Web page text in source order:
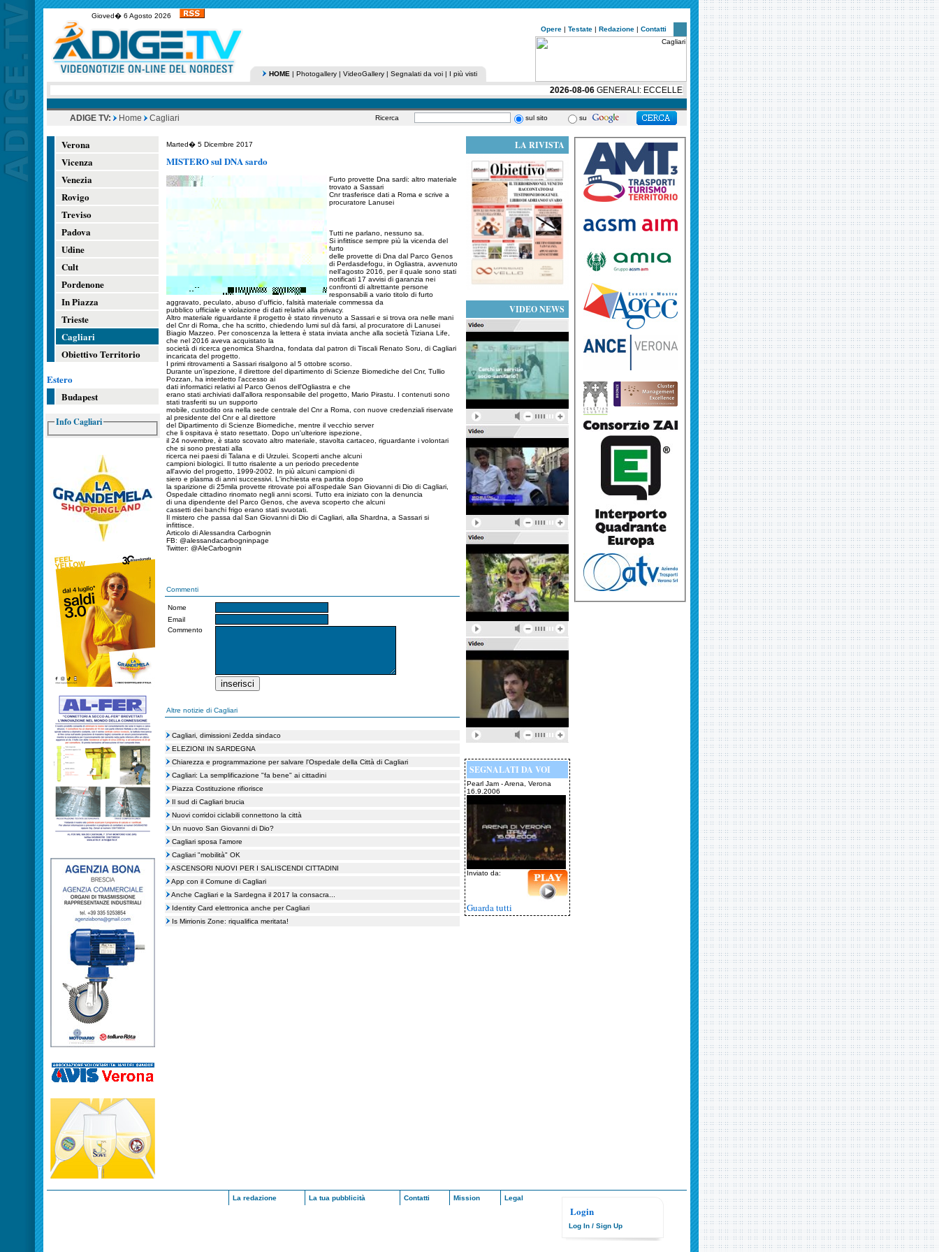
Gioved� 6 Agosto 2026
Opere | Testate | Redazione | Contatti
HOME | Photogallery | VideoGallery | Segnalati da voi | I più visti
2026-08-06GENERALI: ECCELLENTE CRESCITA DEL RISULTATO OPERATIVO E DELL’UTILE
ADIGE TV: Home Cagliari Ricerca sul sito su
Verona
Vicenza
Venezia
Rovigo
Treviso
Padova
Udine
Cult
Pordenone
In Piazza
Trieste
Cagliari
Obiettivo Territorio
Estero
Budapest
Info Cagliari
Marted� 5 Dicembre 2017
MISTERO sul DNA sardo
Furto provette Dna sardi: altro materiale
trovato a Sassari
Cnr trasferisce dati a Roma e scrive a
procuratore Lanusei
Tutti ne parlano, nessuno sa.
Si infittisce sempre più la vicenda del
furto
delle provette di Dna dal Parco Genos
di Perdasdefogu, in Ogliastra, avvenuto
nell'agosto 2016, per il quale sono stati
notificati 17 avvisi di garanzia nei
confronti di altrettante persone
responsabili a vario titolo di furto
aggravato, peculato, abuso d'ufficio, falsità materiale commessa da
pubblico ufficiale e violazione di dati relativi alla privacy.
Altro materiale riguardante il progetto è stato rinvenuto a Sassari e si trova ora nelle mani
del Cnr di Roma, che ha scritto, chiedendo lumi sul dà farsi, al procuratore di Lanusei
Biagio Mazzeo. Per conoscenza la lettera è stata inviata anche alla società Tiziana Life,
che nel 2016 aveva acquistato la
società di ricerca genomica Shardna, fondata dal patron di Tiscali Renato Soru, di Cagliari
incaricata del progetto.
I primi ritrovamenti a Sassari risalgono al 5 ottobre scorso.
Durante un'ispezione, il direttore del dipartimento di Scienze Biomediche del Cnr, Tullio
Pozzan, ha interdetto l'accesso ai
dati informatici relativi al Parco Genos dell'Ogliastra e che
erano stati archiviati dall'allora responsabile del progetto, Mario Pirastu. I contenuti sono
stati trasferiti su un supporto
mobile, custodito ora nella sede centrale del Cnr a Roma, con nuove credenziali riservate
al presidente del Cnr e al direttore
del Dipartimento di Scienze Biomediche, mentre il vecchio server
che li ospitava è stato resettato. Dopo un'ulteriore ispezione,
il 24 novembre, è stato scovato altro materiale, stavolta cartaceo, riguardante i volontari
che si sono prestati alla
ricerca nei paesi di Talana e di Urzulei. Scoperti anche alcuni
campioni biologici. Il tutto risalente a un periodo precedente
all'avvio del progetto, 1999-2002. In più alcuni campioni di
siero e plasma di anni successivi. L'inchiesta era partita dopo
la sparizione di 25mila provette ritrovate poi all'ospedale San Giovanni di Dio di Cagliari,
Ospedale cittadino rinomato negli anni scorsi. Tutto era iniziato con la denuncia
di una dipendente del Parco Genos, che aveva scoperto che alcuni
cassetti dei banchi frigo erano stati svuotati.
Il mistero che passa dal San Giovanni di Dio di Cagliari, alla Shardna, a Sassari si
infittisce.
Articolo di Alessandra Carbognin
FB: @alessandacarbogninpage
Twitter: @AleCarbognin
Commenti
Nome
Email
Commento
Altre notizie di Cagliari
Cagliari, dimissioni Zedda sindaco
ELEZIONI IN SARDEGNA
Chiarezza e programmazione per salvare l'Ospedale della Città di Cagliari
Cagliari: La semplificazione "fa bene" ai cittadini
Piazza Costituzione rifiorisce
Il sud di Cagliari brucia
Nuovi corridoi ciclabili connettono la città
Un nuovo San Giovanni di Dio?
Cagliari sposa l'amore
Cagliari "mobilità" OK
ASCENSORI NUOVI PER I SALISCENDI CITTADINI
App con il Comune di Cagliari
Anche Cagliari e la Sardegna il 2017 la consacra...
Identity Card elettronica anche per Cagliari
Is Mirrionis Zone: riqualifica meritata!
LA RIVISTA
VIDEO NEWS
SEGNALATI DA VOI
Pearl Jam - Arena, Verona
16.9.2006
Inviato da:
Guarda tutti
La redazione La tua pubblicità Contatti Mission Legal
Login
Log In / Sign Up